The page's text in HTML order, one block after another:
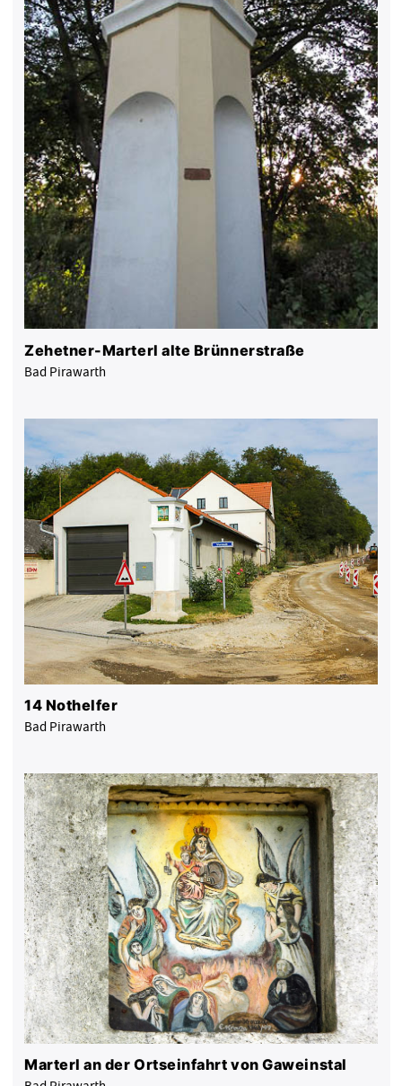
Zehetner-Marterl alte Brünnerstraße
Bad Pirawarth
14 Nothelfer
Bad Pirawarth
Marterl an der Ortseinfahrt von Gaweinstal